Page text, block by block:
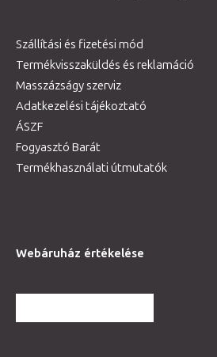
Szállítási és fizetési mód
Termékvisszaküldés és reklamáció
Masszázságy szerviz
Adatkezelési tájékoztató
ÁSZF
Fogyasztó Barát
Termékhasználati útmutatók
Webáruház értékelése